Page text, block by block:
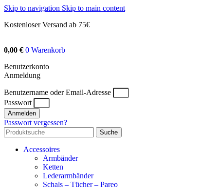
Skip to navigation Skip to main content
Kostenloser Versand ab 75€
0,00 € 0 Warenkorb
Benutzerkonto
Anmeldung
Benutzername oder Email-Adresse
Passwort
Anmelden
Passwort vergessen?
Suche
Accessoires
Armbänder
Ketten
Lederarmbänder
Schals – Tücher – Pareo